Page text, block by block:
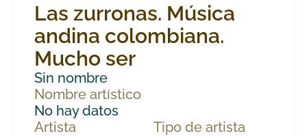
Las zurronas. Música
andina colombiana.
Mucho ser
Sin nombre
Nombre artístico
No hay datos
Artista
Tipo de artista